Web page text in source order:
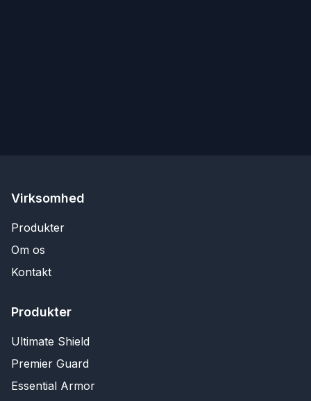
Virksomhed
Produkter
Om os
Kontakt
Produkter
Ultimate Shield
Premier Guard
Essential Armor